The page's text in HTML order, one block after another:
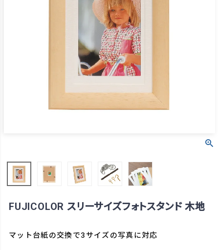
FUJICOLOR スリーサイズフォトスタンド 木地
マット台紙の交換で3サイズの写真に対応